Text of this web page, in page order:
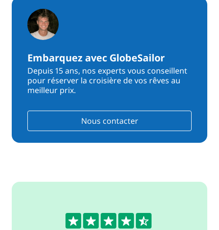
Embarquez avec GlobeSailor
Depuis 15 ans, nos experts vous conseillent
pour réserver la croisière de vos rêves au
meilleur prix.
Nous contacter
4.6